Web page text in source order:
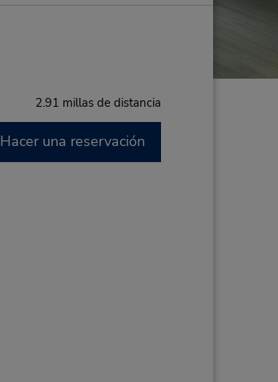
2.91 millas de distancia
Hacer una reservación